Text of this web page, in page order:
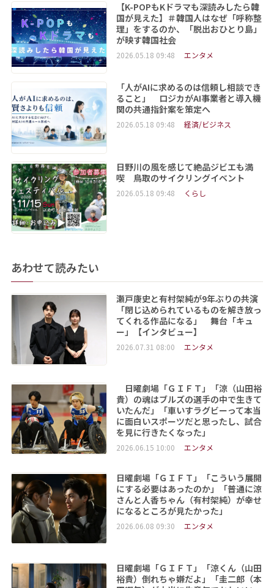
【K-POPもKドラマも深読みしたら韓
国が見えた】＃韓国人はなぜ「呼称整
理」をするのか、「脱出おひとり島」
が映す韓国社会
2026.05.18 09:48 エンタメ
「人がAIに求めるのは信頼し相談でき
ること」 ロジカがAI事業者と導入機
関の共通指針案を策定へ
2026.05.18 09:48 経済/ビジネス
日野川の風を感じて絶品ジビエも満
喫 鳥取のサイクリングイベント
2026.05.18 09:48 くらし
あわせて読みたい
瀬戸康史と有村架純が9年ぶりの共演
「閉じ込められているものを解き放っ
てくれる作品になる」 舞台「キュ
ー」【インタビュー】
2026.07.31 08:00 エンタメ
日曜劇場「ＧＩＦＴ」「涼（山田裕
貴）の魂はブルズの選手の中で生きて
いたんだ」「車いすラグビーって本当
に面白いスポーツだと思ったし、試合
を見に行きたくなった」
2026.06.15 10:00 エンタメ
日曜劇場「ＧＩＦＴ」「こういう展開
にする必要はあったのか」「普通に涼
さんと人香ちゃん（有村架純）が幸せ
になるところが見たかった」
2026.06.08 09:30 エンタメ
日曜劇場「ＧＩＦＴ」「涼くん（山田
裕貴）倒れちゃ嫌だよ」「圭二郎（本